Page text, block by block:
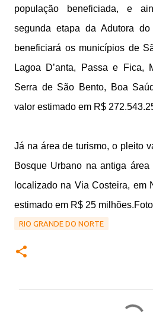
população beneficiada, e
segunda etapa da Adutora
beneficiará os municípios de
Lagoa D’anta, Passa e Fica,
Serra de São Bento, Boa
valor estimado em R$
Já na área de turismo, o pleito
Bosque Urbano na antiga
localizado na Via Costeira, em
estimado em R$ 25
RIO GRANDE DO NORTE